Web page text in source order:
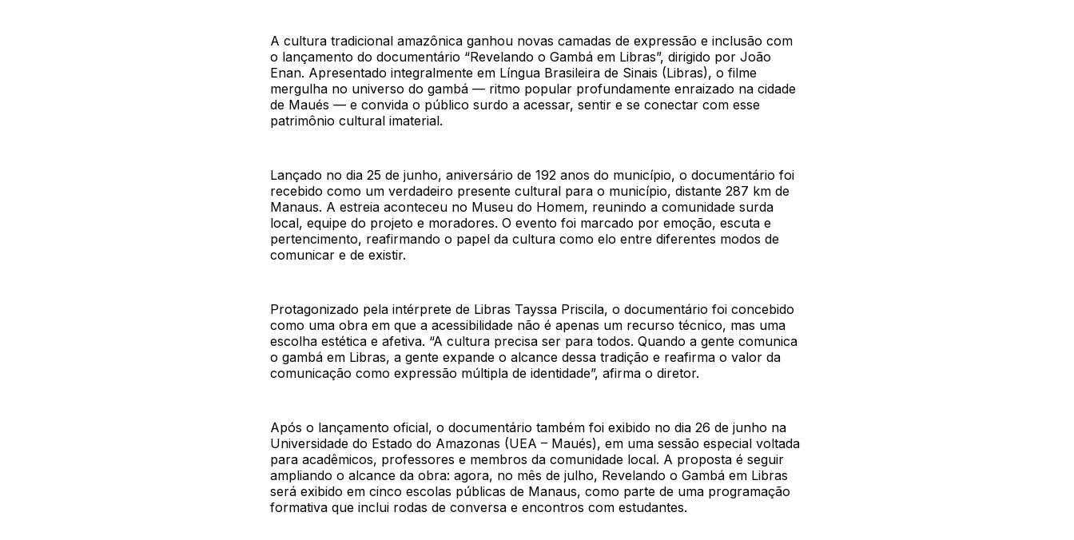
A cultura tradicional amazônica ganhou novas camadas de expressão e inclusão com
o lançamento do documentário “Revelando o Gambá em Libras”, dirigido por João
Enan. Apresentado integralmente em Língua Brasileira de Sinais (Libras), o filme
mergulha no universo do gambá — ritmo popular profundamente enraizado na cidade
de Maués — e convida o público surdo a acessar, sentir e se conectar com esse
patrimônio cultural imaterial.
Lançado no dia 25 de junho, aniversário de 192 anos do município, o documentário foi
recebido como um verdadeiro presente cultural para o município, distante 287 km de
Manaus. A estreia aconteceu no Museu do Homem, reunindo a comunidade surda
local, equipe do projeto e moradores. O evento foi marcado por emoção, escuta e
pertencimento, reafirmando o papel da cultura como elo entre diferentes modos de
comunicar e de existir.
Protagonizado pela intérprete de Libras Tayssa Priscila, o documentário foi concebido
como uma obra em que a acessibilidade não é apenas um recurso técnico, mas uma
escolha estética e afetiva. “A cultura precisa ser para todos. Quando a gente comunica
o gambá em Libras, a gente expande o alcance dessa tradição e reafirma o valor da
comunicação como expressão múltipla de identidade”, afirma o diretor.
Após o lançamento oficial, o documentário também foi exibido no dia 26 de junho na
Universidade do Estado do Amazonas (UEA – Maués), em uma sessão especial voltada
para acadêmicos, professores e membros da comunidade local. A proposta é seguir
ampliando o alcance da obra: agora, no mês de julho, Revelando o Gambá em Libras
será exibido em cinco escolas públicas de Manaus, como parte de uma programação
formativa que inclui rodas de conversa e encontros com estudantes.